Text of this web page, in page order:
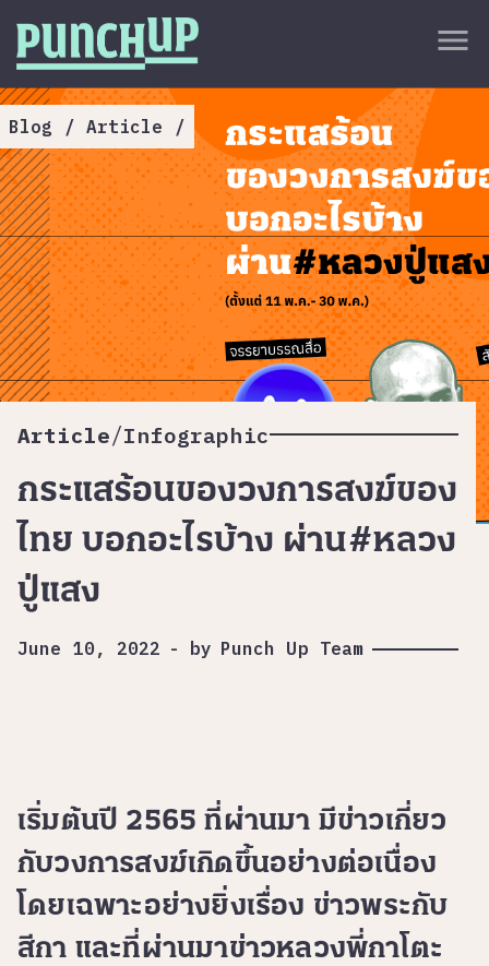
Skip to content
menu
close
About
Service
Project
Article
ลับด้านบน
Blog / Article /
Article/Infographic
กระแสร้อนของวงการสงฆ์ของ
ไทย บอกอะไรบ้าง ผ่าน#หลวง
ปู่แสง
June 10, 2022 - by Punch Up Team
เริ่มต้นปี 2565 ที่ผ่านมา มีข่าวเกี่ยว
กับวงการสงฆ์เกิดขึ้นอย่างต่อเนื่อง
โดยเฉพาะอย่างยิ่งเรื่อง ข่าวพระกับ
สีกา และที่ผ่านมาข่าวหลวงพี่กาโตะ